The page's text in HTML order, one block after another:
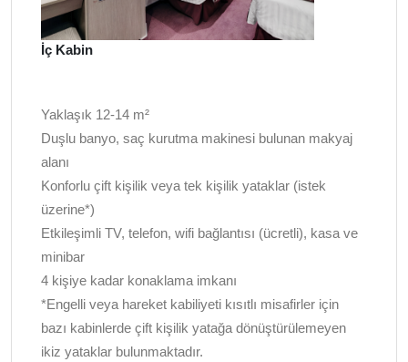
İç Kabin
Yaklaşık 12-14 m²
Duşlu banyo, saç kurutma makinesi bulunan makyaj
alanı
Konforlu çift kişilik veya tek kişilik yataklar (istek
üzerine*)
Etkileşimli TV, telefon, wifi bağlantısı (ücretli), kasa ve
minibar
4 kişiye kadar konaklama imkanı
*Engelli veya hareket kabiliyeti kısıtlı misafirler için
bazı kabinlerde çift kişilik yatağa dönüştürülemeyen
ikiz yataklar bulunmaktadır.